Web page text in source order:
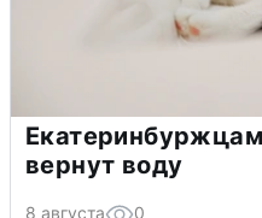
вернут воду
8 августа 0